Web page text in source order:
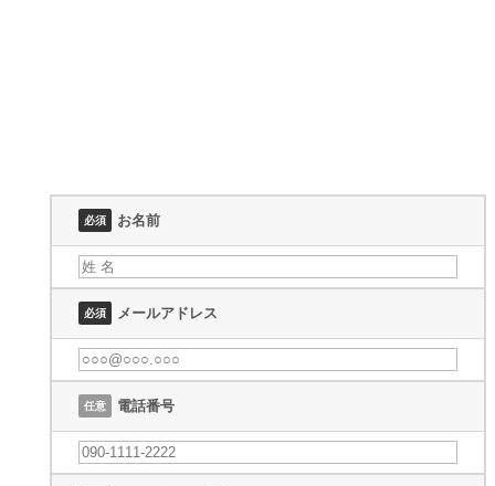
必須 お名前
必須 メールアドレス
任意 電話番号